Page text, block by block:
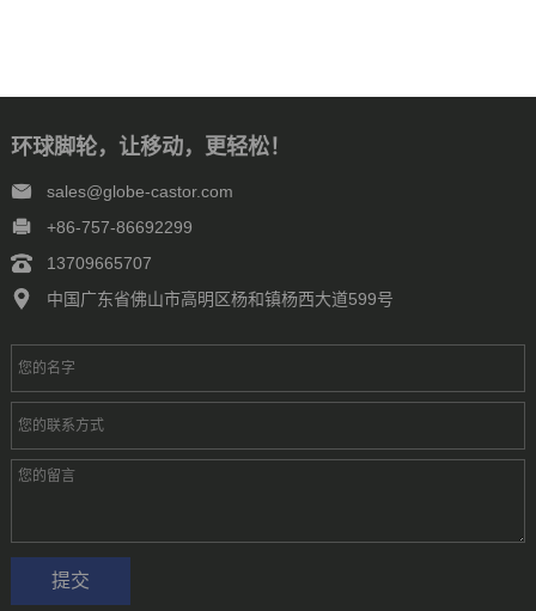
环球脚轮，让移动，更轻松！
sales@globe-castor.com
+86-757-86692299
13709665707
中国广东省佛山市高明区杨和镇杨西大道599号